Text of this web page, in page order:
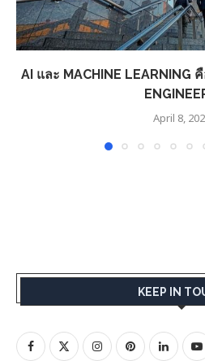
AI และ MACHINE LEARNING
April 8,
KEEP IN